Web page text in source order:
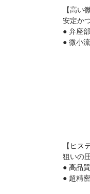
【高い
安定か
● 弁座
● 微小
【ヒス
狙いの
● 高品
● 超精